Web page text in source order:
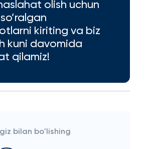
olish uchun
kiriting va biz
kuni davomida
qilamiz!
bilan bo'lishing